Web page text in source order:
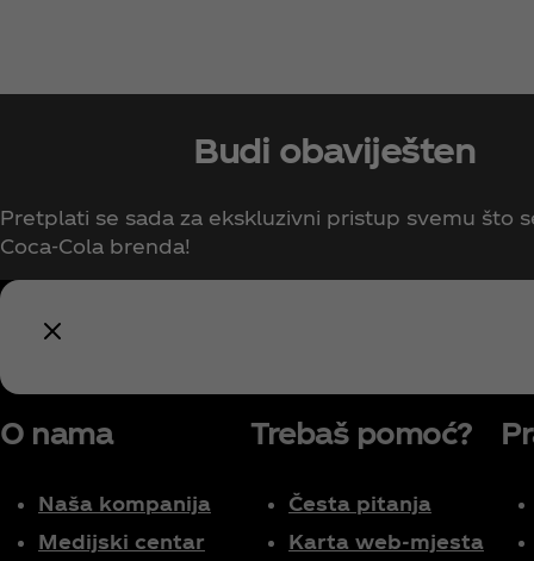
Budi obaviješten
Pretplati se sada za ekskluzivni pristup svemu što
Coca‑Cola brenda!
O nama
Naša kompanija
Medijski centar
Trebaš pomoć?
Česta pitanja
Karta web-mjesta